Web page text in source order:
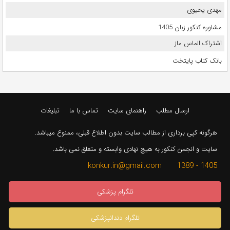
مهدی یحیوی
مشاوره کنکور زبان 1405
اشتراک الماس ماز
بانک کتاب پایتخت
ارسال مطلب راهنمای سایت تماس با ما تبلیغات
هرگونه کپی برداری از مطالب سایت بدون اطلاع قبلی، ممنوع میباشد.
سایت و انجمن کنکور به هیچ نهادی وابسته و متعلق نمی باشد.
1405 - 1389 konkur.in@gmail.com
تلگرام پزشکی
تلگرام دندانپزشکی